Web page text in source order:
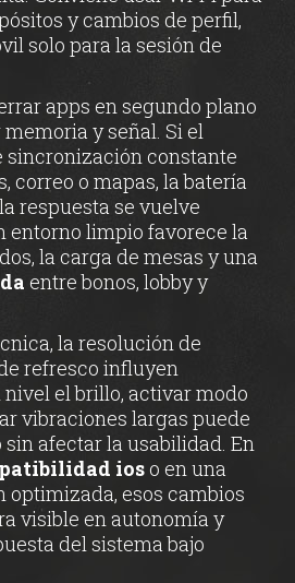
y cambios de perfil,
solo para la sesión de
apps en segundo plano
y señal. Si el
sincronización constante
correo o mapas, la batería
respuesta se vuelve
entorno limpio favorece la
la carga de mesas y una
entre bonos, lobby y
la resolución de
refresco influyen
nivel el brillo, activar modo
vibraciones largas puede
afectar la usabilidad. En
ios o en una
optimizada, esos cambios
visible en autonomía y
del sistema bajo